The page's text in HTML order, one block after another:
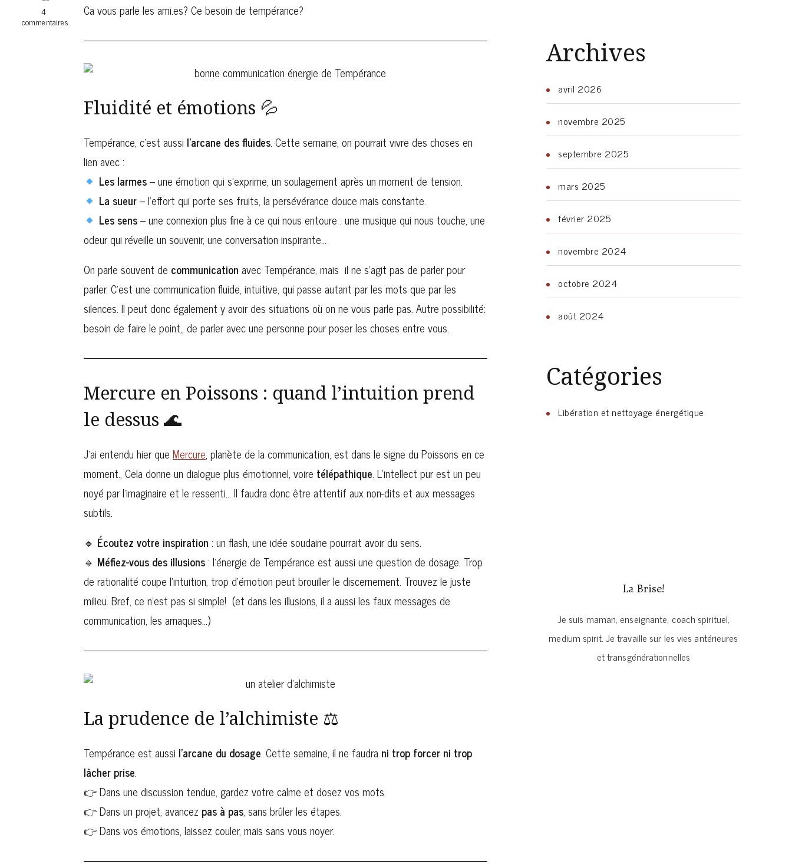
4
commentaires
Ca vous parle les ami.es? Ce besoin de tempérance?
Fluidité et émotions 💦
Tempérance, c’est aussi l’arcane des fluides. Cette semaine, on pourrait vivre des choses en
lien avec :
Les larmes– une émotion qui s’exprime, un soulagement après un moment de tension.
La sueur– l’effort qui porte ses fruits, la persévérance douce mais constante.
Les sens– une connexion plus fine à ce qui nous entoure : une musique qui nous touche, une
odeur qui réveille un souvenir, une conversation inspirante…
On parle souvent de communication avec Tempérance, mais il ne s’agit pas de parler pour
parler. C’est une communication fluide, intuitive, qui passe autant par les mots que par les
silences. Il peut donc également y avoir des situations où on ne vous parle pas. Autre possibilité:
besoin de faire le point,, de parler avec une personne pour poser les choses entre vous.
Mercure en Poissons : quand l’intuition prend
le dessus 🌊
J’ai entendu hier que Mercure, planète de la communication, est dans le signe du Poissons en ce
moment., Cela donne un dialogue plus émotionnel, voire télépathique. L’intellect pur est un peu
noyé par l’imaginaire et le ressenti… Il faudra donc être attentif aux non-dits et aux messages
subtils.
🔹 Écoutez votre inspiration : un flash, une idée soudaine pourrait avoir du sens.
🔹 Méfiez-vous des illusions: l’énergie de Tempérance est aussi une question de dosage. Trop
de rationalité coupe l’intuition, trop d’émotion peut brouiller le discernement. Trouvez le juste
milieu. Bref, ce n’est pas si simple! (et dans les illusions, il a aussi les faux messages de
communication, les arnaques…)
La prudence de l’alchimiste ⚖️
Tempérance est aussi l’arcane du dosage. Cette semaine, il ne faudra ni trop forcer ni trop
lâcher prise.
👉 Dans une discussion tendue, gardez votre calme et dosez vos mots.
👉 Dans un projet, avancez pas à pas, sans brûler les étapes.
👉 Dans vos émotions, laissez couler, mais sans vous noyer.
Archives
avril 2026
novembre 2025
septembre 2025
mars 2025
février 2025
novembre 2024
octobre 2024
août 2024
Catégories
Libération et nettoyage énergétique
La Brise!
Je suis maman, enseignante, coach spirituel,
medium spirit. Je travaille sur les vies antérieures
et transgénérationnelles